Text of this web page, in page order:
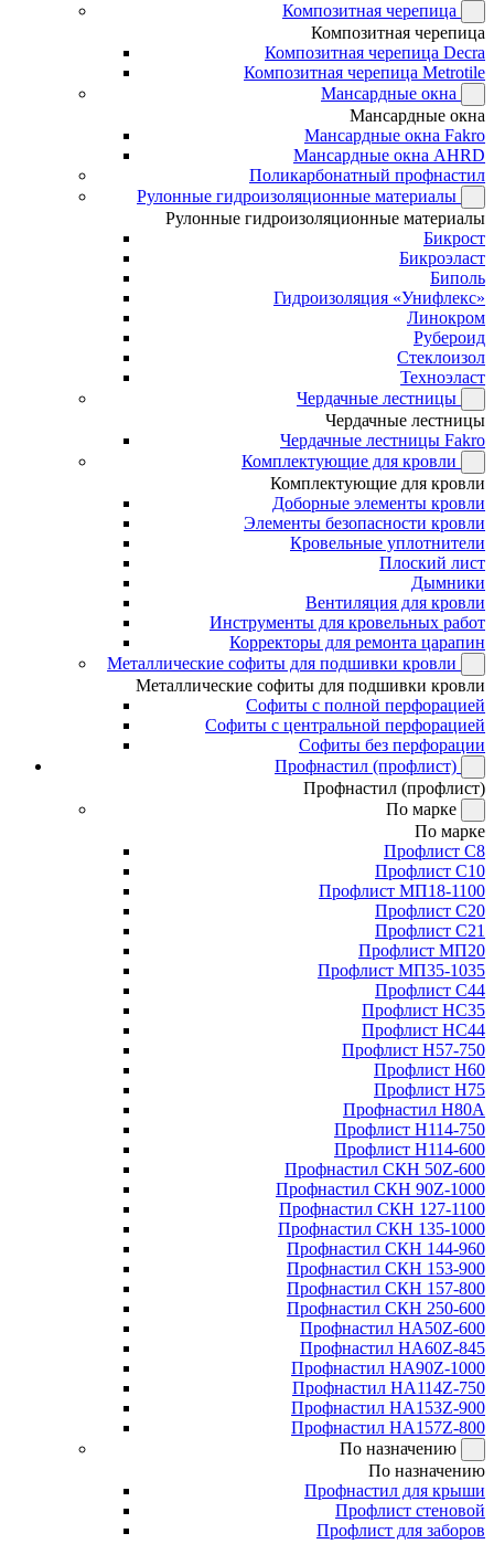
Композитная черепица
Композитная черепица
Композитная черепица Decra
Композитная черепица Metrotile
Мансардные окна
Мансардные окна
Мансардные окна Fakro
Мансардные окна AHRD
Поликарбонатный профнастил
Рулонные гидроизоляционные материалы
Рулонные гидроизоляционные материалы
Бикрост
Бикроэласт
Биполь
Гидроизоляция «Унифлекс»
Линокром
Рубероид
Стеклоизол
Техноэласт
Чердачные лестницы
Чердачные лестницы
Чердачные лестницы Fakro
Комплектующие для кровли
Комплектующие для кровли
Доборные элементы кровли
Элементы безопасности кровли
Кровельные уплотнители
Плоский лист
Дымники
Вентиляция для кровли
Инструменты для кровельных работ
Корректоры для ремонта царапин
Металлические софиты для подшивки кровли
Металлические софиты для подшивки кровли
Софиты с полной перфорацией
Софиты с центральной перфорацией
Софиты без перфорации
Профнастил (профлист)
Профнастил (профлист)
По марке
По марке
Профлист С8
Профлист С10
Профлист МП18-1100
Профлист С20
Профлист С21
Профлист МП20
Профлист МП35-1035
Профлист С44
Профлист НС35
Профлист НС44
Профлист Н57-750
Профлист Н60
Профлист Н75
Профнастил Н80А
Профлист Н114-750
Профлист Н114-600
Профнастил СКН 50Z-600
Профнастил СКН 90Z-1000
Профнастил СКН 127-1100
Профнастил СКН 135-1000
Профнастил СКН 144-960
Профнастил СКН 153-900
Профнастил СКН 157-800
Профнастил СКН 250-600
Профнастил НА50Z-600
Профнастил НА60Z-845
Профнастил НА90Z-1000
Профнастил НА114Z-750
Профнастил НА153Z-900
Профнастил НА157Z-800
По назначению
По назначению
Профнастил для крыши
Профлист стеновой
Профлист для заборов